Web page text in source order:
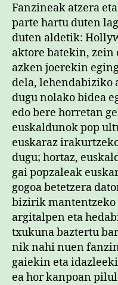
Fanzineak atzera
parte hartu duten
duten aldetik:
aktore batekin,
azken joerekin
dela, lehendabiziko
dugu nolako bidea
edo bere horretan
euskaldunok pop
euskaraz
dugu; hortaz,
gai popzaleak
gogoa betetzera
bizirik mantentzeko
argitalpen eta
txukuna baztertu
nik nahi nuen
gaiekin eta
ea hor kanpoan